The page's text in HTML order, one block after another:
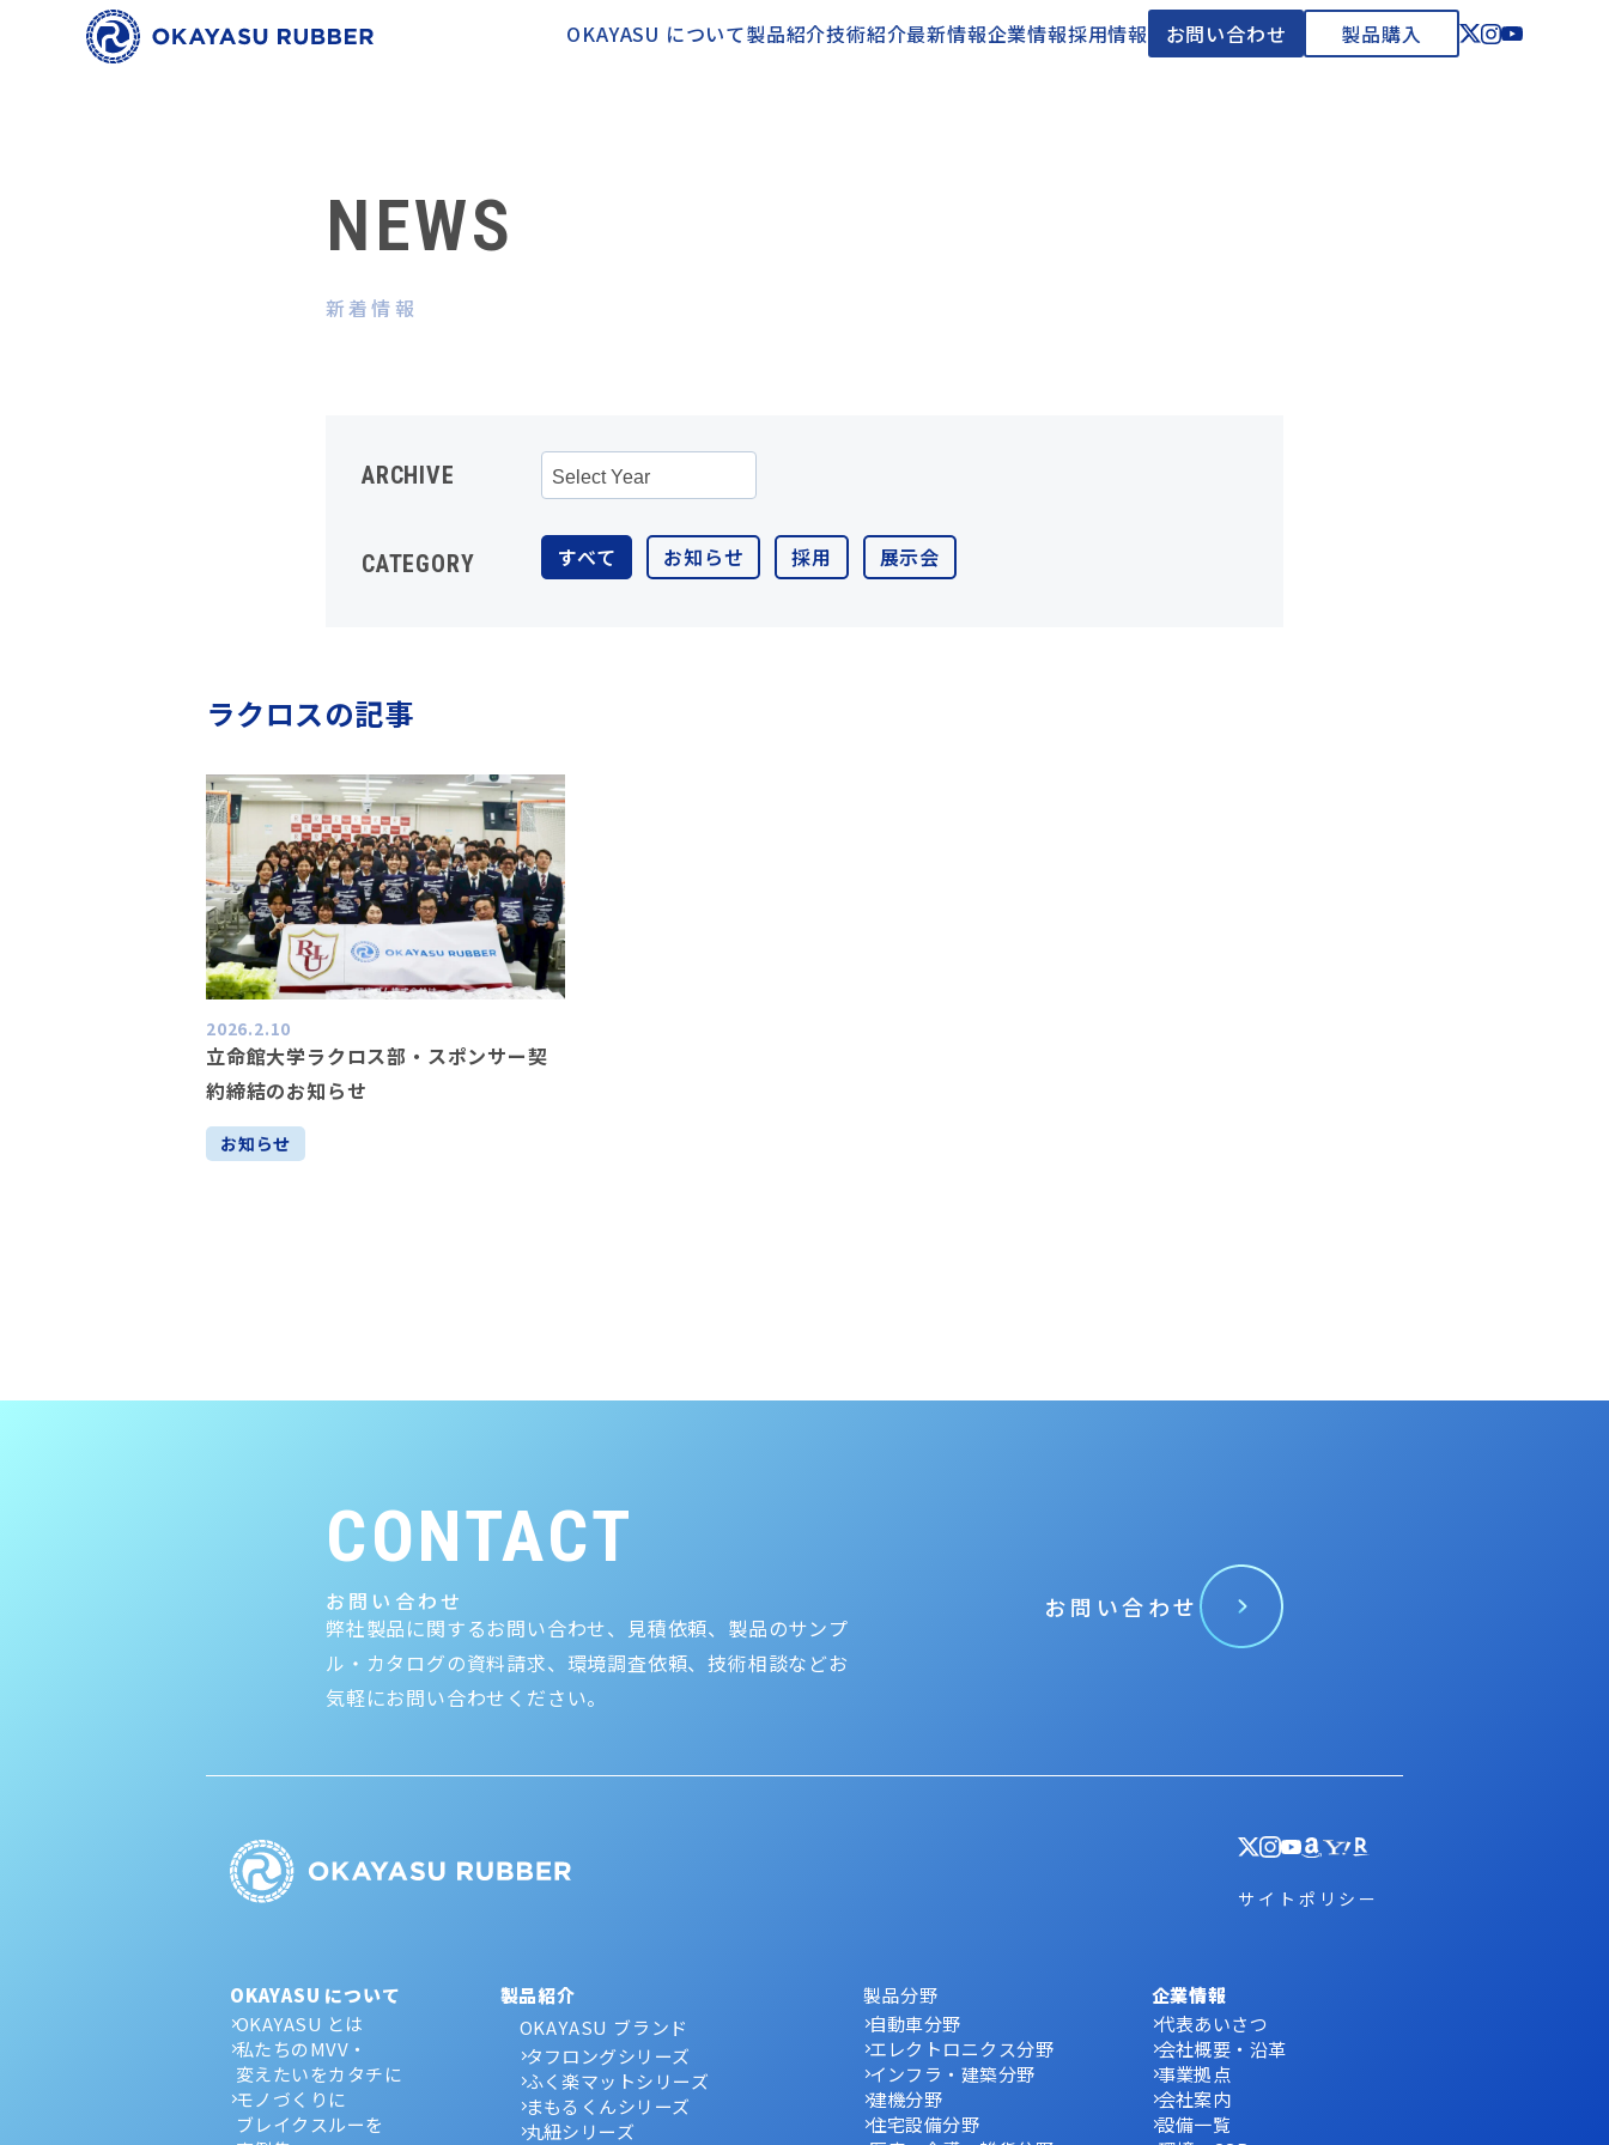
OKAYASU について製品紹介技術紹介最新情報企業情報採用情報 お問い合わせ 製品購入
NEWS
新着情報
ARCHIVE
CATEGORY すべて お知らせ 採用 展示会
ラクロスの記事
2026.2.10
立命館大学ラクロス部・スポンサー契
約締結のお知らせ
お知らせ
CONTACT
お問い合わせ
弊社製品に関するお問い合わせ、見積依頼、製品のサンプ
ル・カタログの資料請求、環境調査依頼、技術相談などお
気軽にお問い合わせください。
お問い合わせ
サイトポリシー
OKAYASU について
OKAYASU とは
私たちのMVV・
変えたいをカタチに
モノづくりに
ブレイクスルーを
製品紹介
OKAYASU ブランド
タフロングシリーズ
ふく楽マットシリーズ
まもるくんシリーズ
丸紐シリーズ
製品分野
自動車分野
エレクトロニクス分野
インフラ・建築分野
建機分野
住宅設備分野
企業情報
代表あいさつ
会社概要・沿革
事業拠点
会社案内
設備一覧